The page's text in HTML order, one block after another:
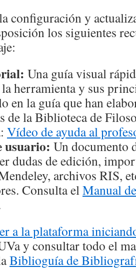
configuración y
los siguientes
Una guía visual
herramienta y sus
en la guía que han
de la Biblioteca de
Vídeo de ayuda al
usuario: Un documento
dudas de edición,
archivos RIS,
Consulta el Manual
a la plataforma
y consultar todo el
Biblioguía de